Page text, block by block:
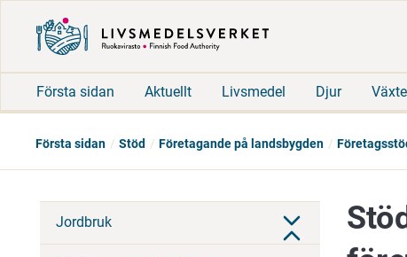
Första sidan Aktuellt Livsmedel Djur
Första sidan Stöd Företagande på landsbygden
Jordbruk